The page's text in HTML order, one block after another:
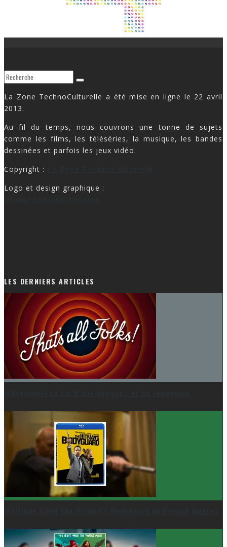
La Zone TechnoCulturelle a été mise en ligne le 22 avril
2013.
Au fil du temps, nous couvrons une tonne de sujets
comme les films, les téléséries, la musique, les bandes
dessinées et parfois les jeux vidéo.
Copyright :
Logo et design graphique :
LES DERNIERS ARTICLES